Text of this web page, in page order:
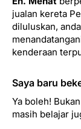
jualan kereta
diluluskan,
kenderaan
Saya baru
Ya boleh!
masih belajar